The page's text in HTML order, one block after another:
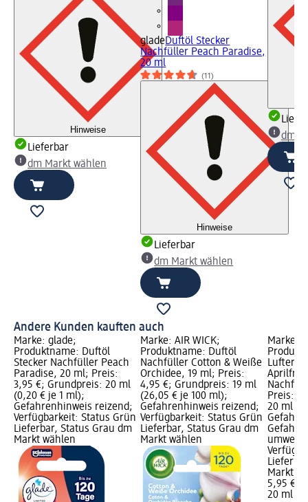
Hinweise
Lieferbar
dm Markt wählen
gladeDuftöl Stecker
Nachfüller Peach Paradise,
20 ml
(11)
Hinweise
Lieferbar
dm Markt wählen
dm
Andere Kunden kauften auch
Marke: glade;
Produktname: Duftöl
Stecker Nachfüller Peach
Paradise, 20 ml; Preis:
3,95 €; Grundpreis: 20 ml
(0,20 € je 1 ml);
Gefahrenhinweis reizend;
Verfügbarkeit: Status Grün
Lieferbar, Status Grau dm
Markt wählen
Marke: AIR WICK;
Produktname: Duftöl
Nachfüller Cotton & Weiße
Orchidee, 19 ml; Preis:
4,95 €; Grundpreis: 19 ml
(26,05 € je 100 ml);
Gefahrenhinweis reizend;
Verfügbarkeit: Status Grün
Lieferbar, Status Grau dm
Markt wählen
Marke:
Preis:
20 ml
Markt
5,95 €
20 ml